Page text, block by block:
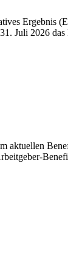
Ergebnis
Juli 2026
aktuellen